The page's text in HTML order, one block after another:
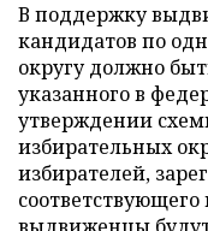
В поддержку
кандидатов по
округу должно
указанного в
утверждении
избирательных
избирателей,
соответствующего